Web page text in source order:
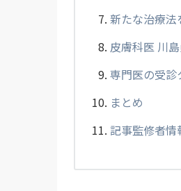
新たな治療法
皮膚科医 川
専門医の受診
まとめ
記事監修者情